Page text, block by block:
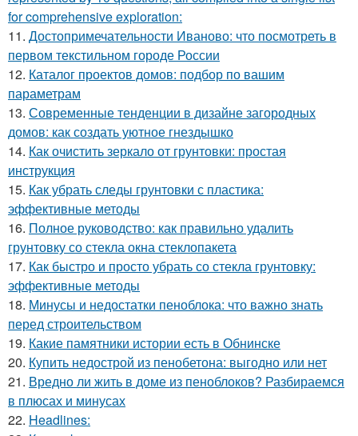
for comprehensive exploration:
11. Достопримечательности Иваново: что посмотреть в
первом текстильном городе России
12. Каталог проектов домов: подбор по вашим
параметрам
13. Современные тенденции в дизайне загородных
домов: как создать уютное гнездышко
14. Как очистить зеркало от грунтовки: простая
инструкция
15. Как убрать следы грунтовки с пластика:
эффективные методы
16. Полное руководство: как правильно удалить
грунтовку со стекла окна стеклопакета
17. Как быстро и просто убрать со стекла грунтовку:
эффективные методы
18. Минусы и недостатки пеноблока: что важно знать
перед строительством
19. Какие памятники истории есть в Обнинске
20. Купить недострой из пенобетона: выгодно или нет
21. Вредно ли жить в доме из пеноблоков? Разбираемся
в плюсах и минусах
22. Headlines: